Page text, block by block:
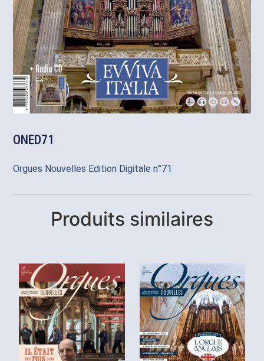
ONED71
Orgues Nouvelles Edition Digitale n°71
Produits similaires